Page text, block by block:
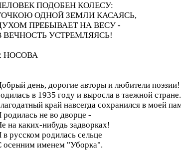
ПОДОБЕН КОЛЕСУ:
ОДНОЙ ЗЕМЛИ КАСАЯСЬ,
ПРЕБЫВАЕТ НА ВЕСУ -
ВЕЧНОСТЬ УСТРЕМЛЯЯСЬ!
НОСОВА
день, дорогие авторы и любители
в 1935 году и выросла в таежной
край навсегда сохранился в моей
родилась не во дворце -
на каких-нибудь задворках!
в русском родилась сельце
осенним именем "Уборка".